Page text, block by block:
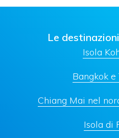
Le
Isola
Bangkok
Chiang Mai nel
Isola di